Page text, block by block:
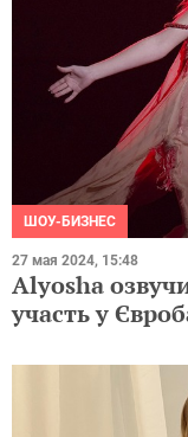
ШОУ-БИЗНЕС
27 мая 2024, 15:48
Alyosha
участь у